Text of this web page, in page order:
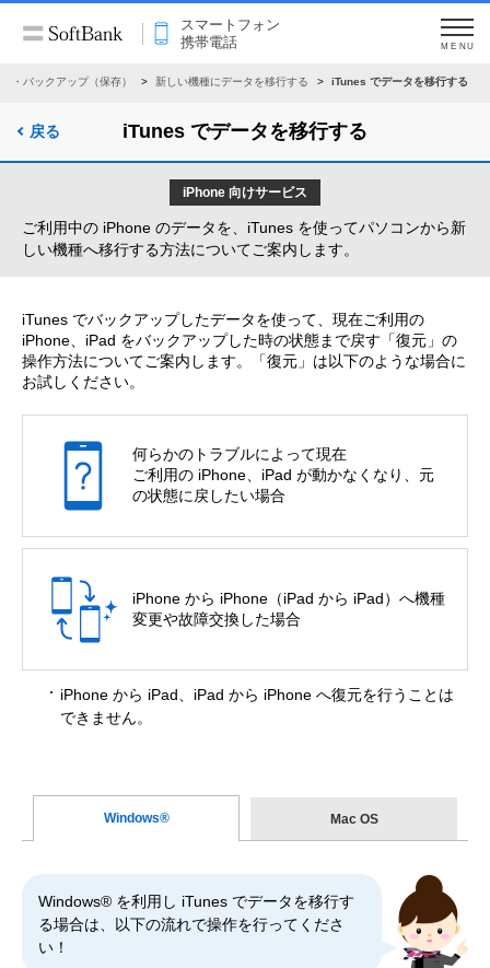
スマートフォン
携帯電話
MENU
・バックアップ（保存） 新しい機種にデータを移行する iTunes でデータを移行する
戻る iTunes でデータを移行する
iPhone 向けサービス
ご利用中の iPhone のデータを、iTunes を使ってパソコンから新
しい機種へ移行する方法についてご案内します。
iTunes でバックアップしたデータを使って、現在ご利用の
iPhone、iPad をバックアップした時の状態まで戻す「復元」の
操作方法についてご案内します。「復元」は以下のような場合に
お試しください。
何らかのトラブルによって現在
ご利用の iPhone、iPad が動かなくなり、元
の状態に戻したい場合
iPhone から iPhone（iPad から iPad）へ機種
変更や故障交換した場合
iPhone から iPad、iPad から iPhone へ復元を行うことは
できません。
Windows® Mac OS
Windows® を利用し iTunes でデータを移行す
る場合は、以下の流れで操作を行ってくださ
い！